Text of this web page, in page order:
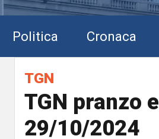
Politica Cronaca
TGN
TGN pranzo
29/10/2024